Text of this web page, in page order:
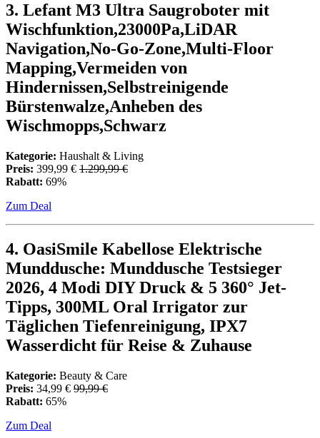
3. Lefant M3 Ultra Saugroboter mit
Wischfunktion,23000Pa,LiDAR
Navigation,No-Go-Zone,Multi-Floor
Mapping,Vermeiden von
Hindernissen,Selbstreinigende
Bürstenwalze,Anheben des
Wischmopps,Schwarz
Kategorie: Haushalt & Living
Preis: 399,99 € 1.299,99 €
Rabatt: 69%
Zum Deal
4. OasiSmile Kabellose Elektrische
Munddusche: Munddusche Testsieger
2026, 4 Modi DIY Druck & 5 360° Jet-
Tipps, 300ML Oral Irrigator zur
Täglichen Tiefenreinigung, IPX7
Wasserdicht für Reise & Zuhause
Kategorie: Beauty & Care
Preis: 34,99 € 99,99 €
Rabatt: 65%
Zum Deal